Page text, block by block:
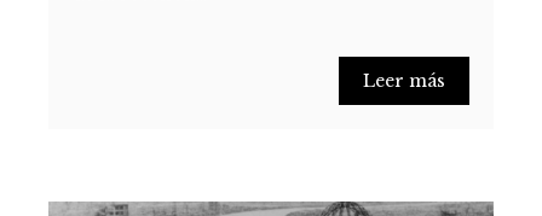
Leer más